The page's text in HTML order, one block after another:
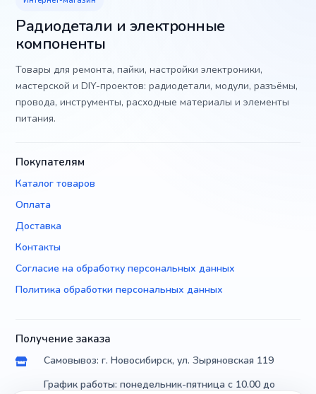
Радиодетали и электронные
компоненты
Товары для ремонта, пайки, настройки электроники,
мастерской и DIY-проектов: радиодетали, модули, разъёмы,
провода, инструменты, расходные материалы и элементы
питания.
Покупателям
Каталог товаров
Оплата
Доставка
Контакты
Согласие на обработку персональных данных
Политика обработки персональных данных
Получение заказа
Самовывоз: г. Новосибирск, ул. Зыряновская 119
График работы: понедельник-пятница с 10.00 до